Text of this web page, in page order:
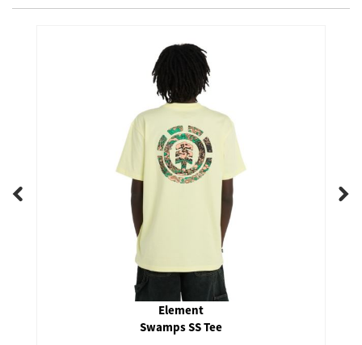
Element
Swamps SS Tee